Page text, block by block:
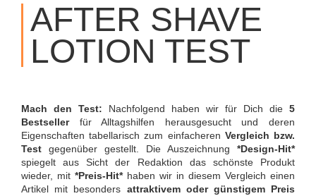
CONTENT
AFTER SHAVE
LOTION TEST
Mach den Test: Nachfolgend haben wir für Dich die 5
Bestsellerfür Alltagshilfen herausgesucht und deren
Eigenschaften tabellarisch zum einfacheren Vergleich bzw.
Test gegenüber gestellt. Die Auszeichnung *Design-Hit*
spiegelt aus Sicht der Redaktion das schönste Produkt
wieder, mit *Preis-Hit*haben wir in diesem Vergleich einen
Artikel mit besonders attraktivem oder günstigem Preis